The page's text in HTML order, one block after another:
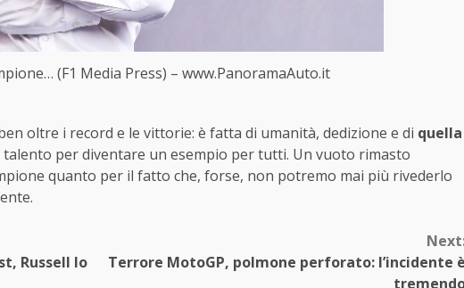
(F1 Media Press) – www.PanoramaAuto.it
oltre i record e le vittorie: è fatta di umanità, dedizione e di quella
per diventare un esempio per tutti. Un vuoto rimasto
quanto per il fatto che, forse, non potremo mai più rivederlo
Russell lo
Terrore MotoGP, polmone perforato: l’incidente